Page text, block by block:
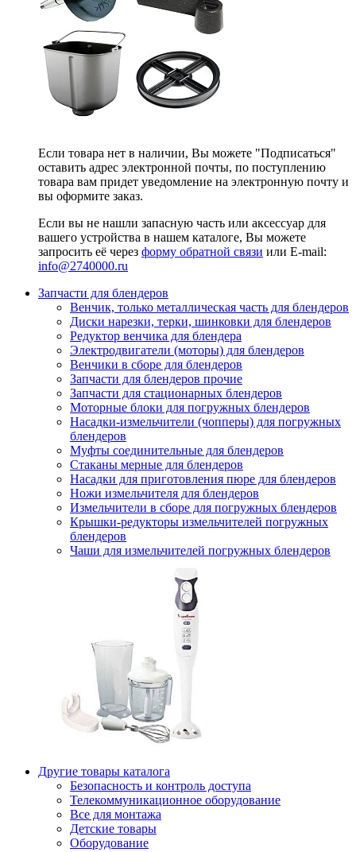
Если товара нет в наличии, Вы можете "Подписаться"
оставить адрес электронной почты, по поступлению
товара вам придет уведомление на электронную почту и
вы оформите заказ.
Если вы не нашли запасную часть или аксессуар для
вашего устройства в нашем каталоге, Вы можете
запросить её через форму обратной связи или E-mail:
info@2740000.ru
Запчасти для блендеров
Венчик, только металлическая часть для блендеров
Диски нарезки, терки, шинковки для блендеров
Редуктор венчика для блендера
Электродвигатели (моторы) для блендеров
Венчики в сборе для блендеров
Запчасти для блендеров прочие
Запчасти для стационарных блендеров
Моторные блоки для погружных блендеров
Насадки-измельчители (чопперы) для погружных
блендеров
Муфты соединительные для блендеров
Стаканы мерные для блендеров
Насадки для приготовления пюре для блендеров
Ножи измельчителя для блендеров
Измельчители в сборе для погружных блендеров
Крышки-редукторы измельчителей погружных
блендеров
Чаши для измельчителей погружных блендеров
Другие товары каталога
Безопасность и контроль доступа
Телекоммуникационное оборудование
Все для монтажа
Детские товары
Оборудование